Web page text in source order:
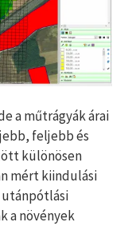
a műtrágyák árai
feljebb és
különösen
mért kiindulási
utánpótlási
a növények